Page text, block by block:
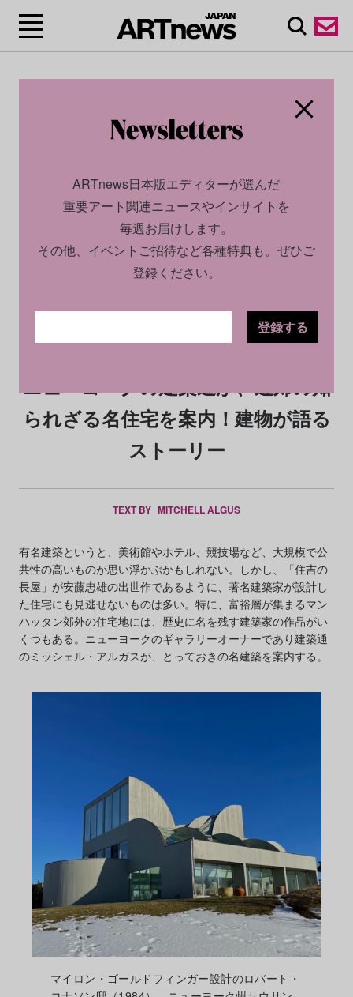
2022.09.06
ニューヨークの建築通が、近郊の知
られざる名住宅を案内！建物が語る
ストーリー
TEXT BY MITCHELL ALGUS
有名建築というと、美術館やホテル、競技場など、大規模で公
共性の高いものが思い浮かぶかもしれない。しかし、「住吉の
長屋」が安藤忠雄の出世作であるように、著名建築家が設計し
た住宅にも見逃せないものは多い。特に、富裕層が集まるマン
ハッタン郊外の住宅地には、歴史に名を残す建築家の作品がい
くつもある。ニューヨークのギャラリーオーナーであり建築通
のミッシェル・アルガスが、とっておきの名建築を案内する。
マイロン・ゴールドフィンガー設計のロバート・
ARTnews日本版エディターが選んだ
重要アート関連ニュースやインサイトを
毎週お届けします。
その他、イベントご招待など各種特典も。ぜひご
登録ください。
登録する